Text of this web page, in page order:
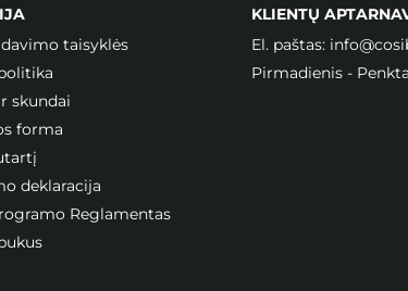
taisyklės
skundai
forma
deklaracija
Reglamentas
KLIENTŲ
El. paštas:
Pirmadienis -